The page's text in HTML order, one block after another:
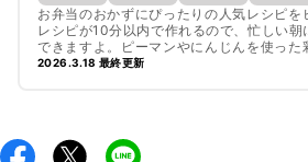
お弁当のおかずにぴったりの人気レシピ
レシピが10分以内で作れるので、忙しい
できますよ。ピーマンやにんじんを使った
がたくさん。ぜひチェックしてみてください
当に詰めてください。
2026.3.18 最終更新